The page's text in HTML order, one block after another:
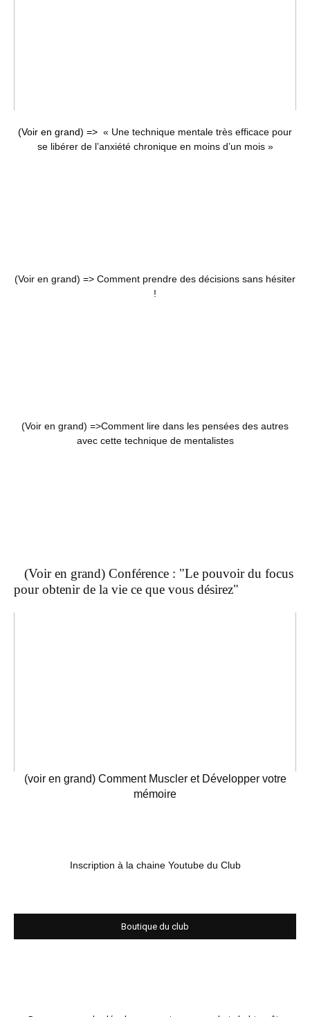
(Voir en grand) => « Une technique mentale très efficace pour
se libérer de l’anxiété chronique en moins d’un mois »
(Voir en grand) => Comment prendre des décisions sans hésiter
!
(Voir en grand) =>Comment lire dans les pensées des autres
avec cette technique de mentalistes
(Voir en grand) Conférence : "Le pouvoir du focus
pour obtenir de la vie ce que vous désirez"
(voir en grand) Comment Muscler et Développer votre
mémoire
Inscription à la chaine Youtube du Club
Boutique du club